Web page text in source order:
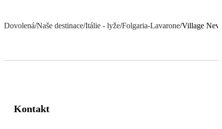
Dovolená/Naše destinace/Itálie - lyže/Folgaria-Lavarone/Village
Kontakt